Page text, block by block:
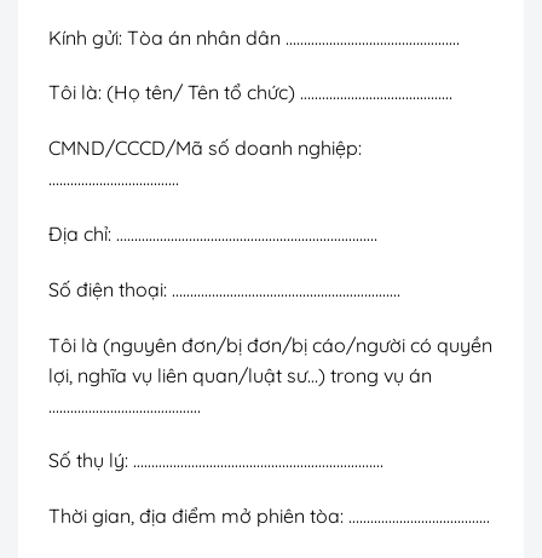
Kính gửi: Tòa án nhân dân …………………………………………
Tôi là: (Họ tên/ Tên tổ chức) ……………………………………
CMND/CCCD/Mã số doanh nghiệp:
………………………………
Địa chỉ: ………………………………………………………………
Số điện thoại: ………………………………………………………
Tôi là (nguyên đơn/bị đơn/bị cáo/người có quyền
lợi, nghĩa vụ liên quan/luật sư…) trong vụ án
……………………………………
Số thụ lý: ……………………………………………………………
Thời gian, địa điểm mở phiên tòa: …………………………………